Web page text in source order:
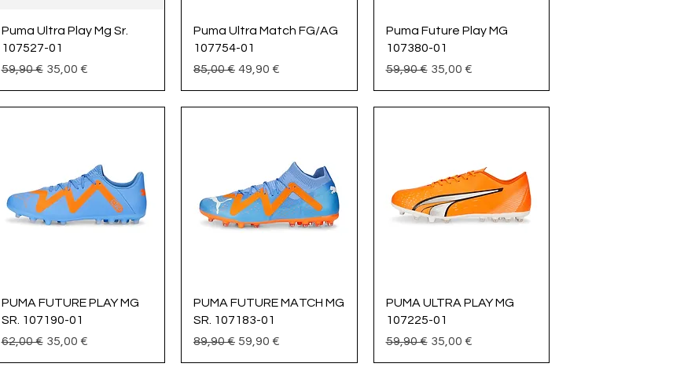
Vista rápida
Puma Ultra Play Mg Sr.
107527-01
Precio
59,90 € Precio de oferta
35,00 €
Vista rápida
Puma Ultra Match FG/AG
107754-01
Precio
85,00 € Precio de oferta
49,90 €
Vista rápida
Puma Future Play MG
107380-01
Precio
59,90 € Precio de oferta
35,00 €
Vista rápida
PUMA FUTURE PLAY MG
SR. 107190-01
Precio
62,00 € Precio de oferta
35,00 €
Vista rápida
PUMA FUTURE MATCH MG
SR. 107183-01
Precio
89,90 € Precio de oferta
59,90 €
Vista rápida
PUMA ULTRA PLAY MG
107225-01
Precio
59,90 € Precio de oferta
35,00 €